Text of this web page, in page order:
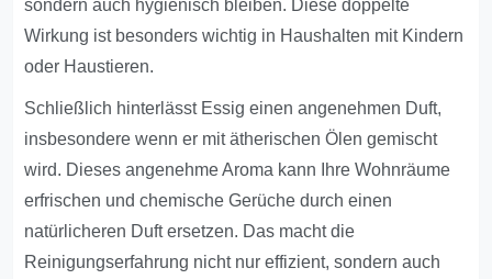
sondern auch hygienisch bleiben. Diese doppelte
Wirkung ist besonders wichtig in Haushalten mit Kindern
oder Haustieren.
Schließlich hinterlässt Essig einen angenehmen Duft,
insbesondere wenn er mit ätherischen Ölen gemischt
wird. Dieses angenehme Aroma kann Ihre Wohnräume
erfrischen und chemische Gerüche durch einen
natürlicheren Duft ersetzen. Das macht die
Reinigungserfahrung nicht nur effizient, sondern auch